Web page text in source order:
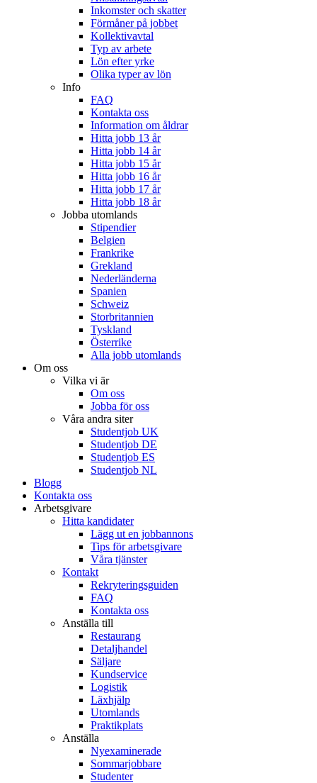
Inkomster och skatter
Förmåner på jobbet
Kollektivavtal
Typ av arbete
Lön efter yrke
Olika typer av lön
Info
FAQ
Kontakta oss
Information om åldrar
Hitta jobb 13 år
Hitta jobb 14 år
Hitta jobb 15 år
Hitta jobb 16 år
Hitta jobb 17 år
Hitta jobb 18 år
Jobba utomlands
Stipendier
Belgien
Frankrike
Grekland
Nederländerna
Spanien
Schweiz
Storbritannien
Tyskland
Österrike
Alla jobb utomlands
Om oss
Vilka vi är
Om oss
Jobba för oss
Våra andra siter
Studentjob UK
Studentjob DE
Studentjob ES
Studentjob NL
Blogg
Kontakta oss
Arbetsgivare
Hitta kandidater
Lägg ut en jobbannons
Tips för arbetsgivare
Våra tjänster
Kontakt
Rekryteringsguiden
FAQ
Kontakta oss
Anställa till
Restaurang
Detaljhandel
Säljare
Kundservice
Logistik
Läxhjälp
Utomlands
Praktikplats
Anställa
Nyexaminerade
Sommarjobbare
Studenter